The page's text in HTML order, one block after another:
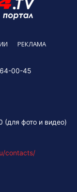
РЕКЛАМА
00-45
(для фото и видео)
contacts/